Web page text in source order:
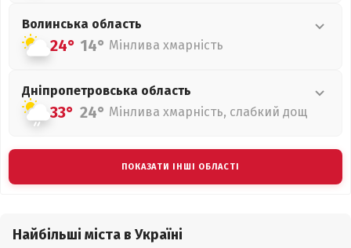
Волинська область
24° 14° Мінлива хмарність
Дніпропетровська область
33° 24° Мінлива хмарність, слабкий дощ
ПОКАЗАТИ ІНШІ ОБЛАСТІ
Найбільші міста в Україні